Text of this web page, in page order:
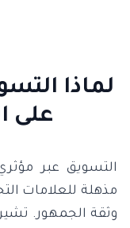
لماذا
على
التسويق عبر
مذهلة للعلامات
وثقة الجمهور.